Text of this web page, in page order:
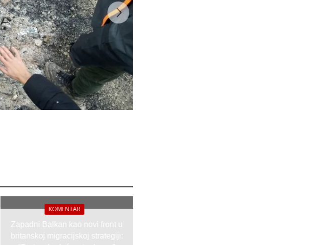
KOMENTAR
Zapadni Balkan kao novi front u
britanskoj migracijskoj strategiji: